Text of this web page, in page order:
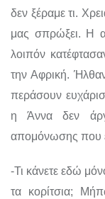
δεν ξέραμε τι.
μας σπρώξει. Η
λοιπόν
την Αφρική.
περάσουν
η Άννα δεν
απομόνωσης που
-Τι κάνετε εδώ
τα κορίτσια;